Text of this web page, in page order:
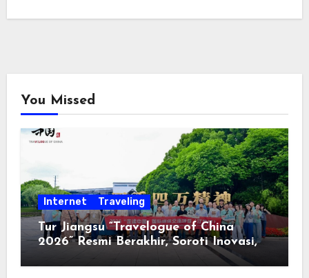
You Missed
Internet Traveling
Tur Jiangsu “Travelogue of China
2026” Resmi Berakhir, Soroti Inovasi,
Keterbukaan, dan Pembangunan
Berorientasi pada Masyarakat